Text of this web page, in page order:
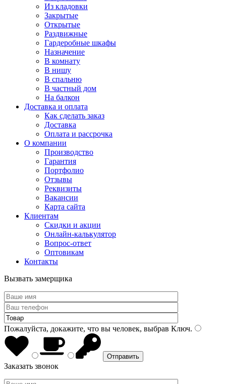
Из кладовки
Закрытые
Открытые
Раздвижные
Гардеробные шкафы
Назначение
В комнату
В нишу
В спальню
В частный дом
На балкон
Доставка и оплата
Как сделать заказ
Доставка
Оплата и рассрочка
О компании
Производство
Гарантия
Портфолио
Отзывы
Реквизиты
Вакансии
Карта сайта
Клиентам
Скидки и акции
Онлайн-калькулятор
Вопрос-ответ
Оптовикам
Контакты
Вызвать замерщика
Пожалуйста, докажите, что вы человек, выбрав Ключ.
Заказать звонок